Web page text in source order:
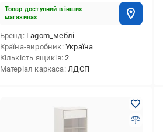
Товар доступний в інших
магазинах
Бренд Lagom_меблі
Країна-виробник Україна
Кількість ящиків 2
Матеріал каркаса ЛДСП